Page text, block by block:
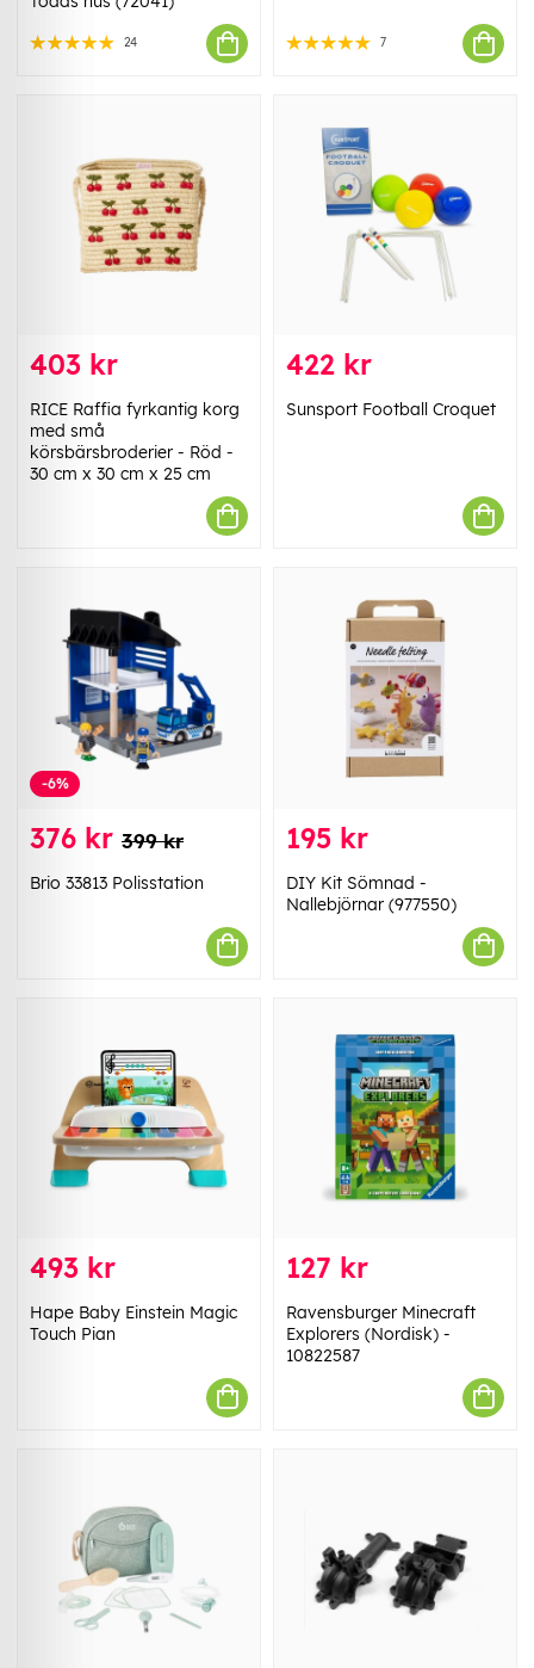
24 7
403 kr
RICE Raffia fyrkantig korg
med små
körsbärsbroderier - Röd -
30 cm x 30 cm x 25 cm
422 kr
Sunsport Football Croquet
-6%
376 kr 399 kr
Brio 33813 Polisstation
195 kr
DIY Kit Sömnad -
Nallebjörnar (977550)
493 kr
Hape Baby Einstein Magic
Touch Pian
127 kr
Ravensburger Minecraft
Explorers (Nordisk) -
10822587